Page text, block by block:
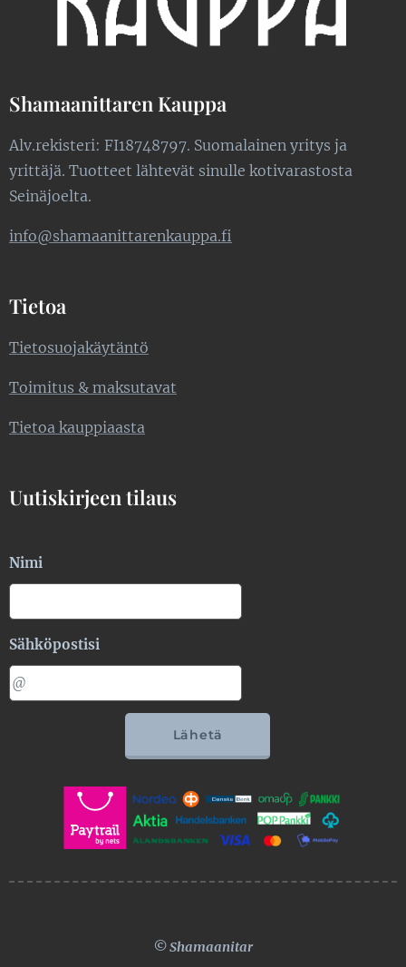
Shamaanittaren Kauppa
Alv.rekisteri: FI18748797. Suomalainen yritys ja
yrittäjä. Tuotteet lähtevät sinulle kotivarastosta
Seinäjoelta.
info@shamaanittarenkauppa.fi
Tietoa
Tietosuojakäytäntö
Toimitus & maksutavat
Tietoa kauppiaasta
Uutiskirjeen tilaus
Nimi
Sähköpostisi
Lähetä
© Shamaanitar